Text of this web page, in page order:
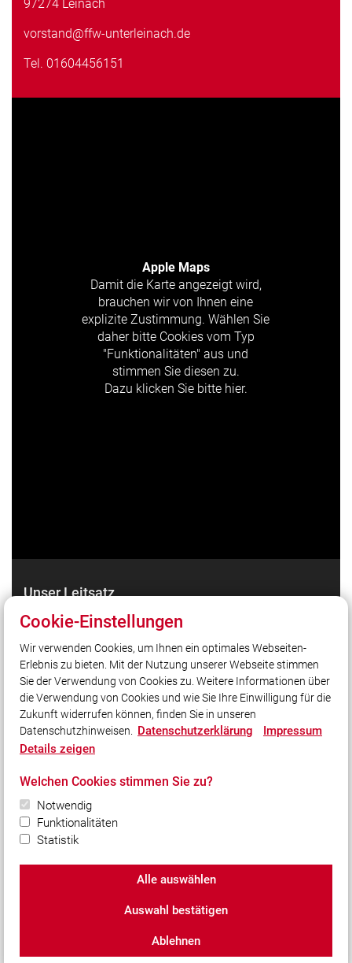
97274 Leinach
vorstand@ffw-unterleinach.de
Tel. 01604456151
Apple Maps
Damit die Karte angezeigt wird,
brauchen wir von Ihnen eine
explizite Zustimmung. Wählen Sie
daher bitte Cookies vom Typ
"Funktionalitäten" aus und
stimmen Sie diesen zu.
Dazu klicken Sie bitte hier.
Unser Leitsatz
Gott zur Ehr dem Nächsten zur Wehr!
Quicklinks
LFV Bayern
Social Media
Bleiben Sie mit uns in Kontakt und vernetzen Sie sich
mit uns!
© 2026 Freiwillige Feuerwehr Unterleinach e.V.
Datenschutz|Cookie-Einstellungen
Cookie-Einstellungen
Wir verwenden Cookies, um Ihnen ein optimales Webseiten-
Erlebnis zu bieten. Mit der Nutzung unserer Webseite stimmen
Sie der Verwendung von Cookies zu. Weitere Informationen über
die Verwendung von Cookies und wie Sie Ihre Einwilligung für die
Zukunft widerrufen können, finden Sie in unseren
Datenschutzhinweisen. Datenschutzerklärung
Impressum
Details zeigen
Welchen Cookies stimmen Sie zu?
Notwendig
Funktionalitäten
Statistik
Alle auswählen
Auswahl bestätigen
Ablehnen